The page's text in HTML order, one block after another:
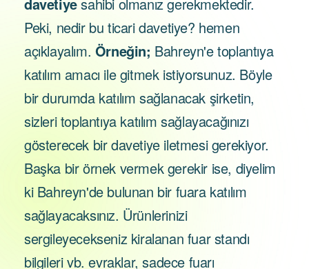
Peki, nedir bu ticari davetiye? hemen
açıklayalım. Örneğin; Bahreyn'e toplantıya
katılım amacı ile gitmek istiyorsunuz. Böyle
bir durumda katılım sağlanacak şirketin,
sizleri toplantıya katılım sağlayacağınızı
gösterecek bir davetiye iletmesi gerekiyor.
Başka bir örnek vermek gerekir ise, diyelim
ki Bahreyn'de bulunan bir fuara katılım
sağlayacaksınız. Ürünlerinizi
sergileyecekseniz kiralanan fuar standı
bilgileri vb. evraklar, sadece fuarı